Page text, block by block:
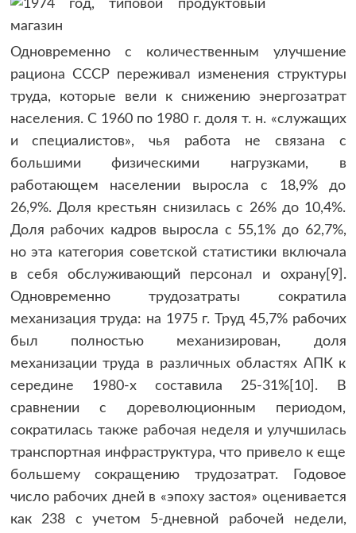
Одновременно с количественным улучшение
рациона СССР переживал изменения структуры
труда, которые вели к снижению энергозатрат
населения. С 1960 по 1980 г. доля т. н. «служащих
и специалистов», чья работа не связана с
большими физическими нагрузками, в
работающем населении выросла с 18,9% до
26,9%. Доля крестьян снизилась с 26% до 10,4%.
Доля рабочих кадров выросла с 55,1% до 62,7%,
но эта категория советской статистики включала
в себя обслуживающий персонал и охрану[9].
Одновременно трудозатраты сократила
механизация труда: на 1975 г. Труд 45,7% рабочих
был полностью механизирован, доля
механизации труда в различных областях АПК к
середине 1980-х составила 25-31%[10]. В
сравнении с дореволюционным периодом,
сократилась также рабочая неделя и улучшилась
транспортная инфраструктура, что привело к еще
большему сокращению трудозатрат. Годовое
число рабочих дней в «эпоху застоя» оценивается
как 238 с учетом 5-дневной рабочей недели,